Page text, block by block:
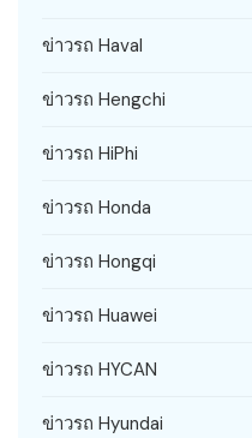
ข่าวรถ Haval
ข่าวรถ Hengchi
ข่าวรถ HiPhi
ข่าวรถ Honda
ข่าวรถ Hongqi
ข่าวรถ Huawei
ข่าวรถ HYCAN
ข่าวรถ Hyundai